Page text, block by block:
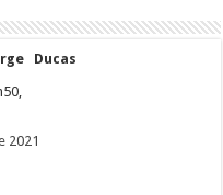
Ducas
2021